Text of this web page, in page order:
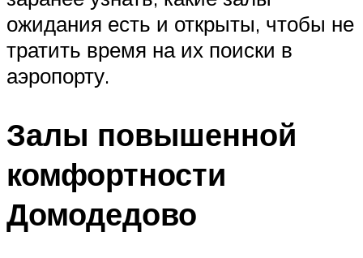
ожидания есть и открыты, чтобы не
тратить время на их поиски в
аэропорту.
Залы повышенной
комфортности
Домодедово